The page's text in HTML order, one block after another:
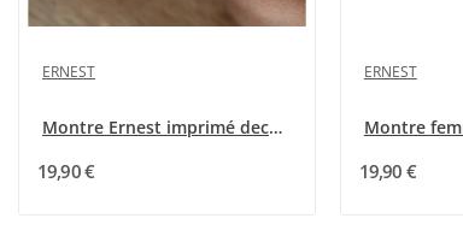
ERNEST
Montre Ernest imprimé deco shabby rose
19,90 €
ERNEST
19,90 €